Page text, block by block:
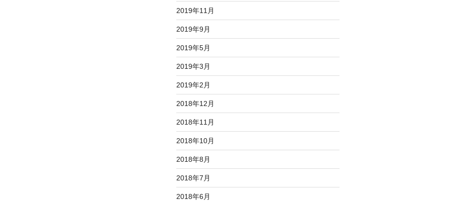
2019年11月
2019年9月
2019年5月
2019年3月
2019年2月
2018年12月
2018年11月
2018年10月
2018年8月
2018年7月
2018年6月